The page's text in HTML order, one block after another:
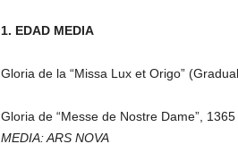
1. EDAD MEDIA
Gloria de la “Missa Lux et Origo”
Gloria de “Messe de Nostre Dame”,
MEDIA: ARS NOVA